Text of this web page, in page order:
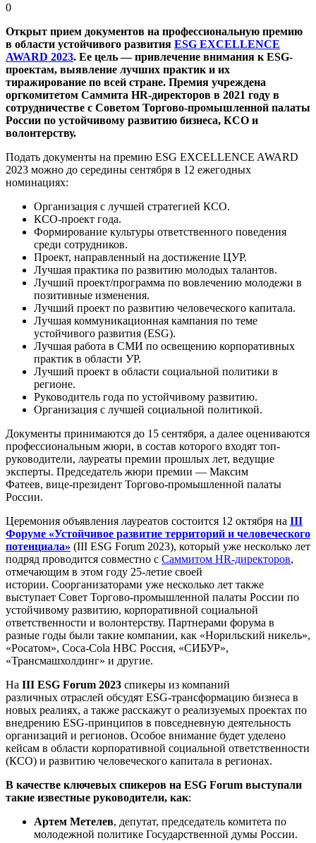
0
Открыт прием документов на профессиональную премию
в области устойчивого развития ESG EXCELLENCE
AWARD 2023. Ее цель — привлечение внимания к ESG-
проектам, выявление лучших практик и их
тиражирование по всей стране. Премия учреждена
оргкомитетом Саммита HR-директоров в 2021 году в
сотрудничестве с Советом Торгово-промышленной палаты
России по устойчивому развитию бизнеса, КСО и
волонтерству.
Подать документы на премию ESG EXCELLENCE AWARD
2023 можно до середины сентября в 12 ежегодных
номинациях:
Организация с лучшей стратегией КСО.
КСО-проект года.
Формирование культуры ответственного поведения
среди сотрудников.
Проект, направленный на достижение ЦУР.
Лучшая практика по развитию молодых талантов.
Лучший проект/программа по вовлечению молодежи в
позитивные изменения.
Лучший проект по развитию человеческого капитала.
Лучшая коммуникационная кампания по теме
устойчивого развития (ESG).
Лучшая работа в СМИ по освещению корпоративных
практик в области УР.
Лучший проект в области социальной политики в
регионе.
Руководитель года по устойчивому развитию.
Организация с лучшей социальной политикой.
Документы принимаются до 15 сентября, а далее оцениваются
профессиональным жюри, в состав которого входят топ-
руководители, лауреаты премии прошлых лет, ведущие
эксперты. Председатель жюри премии — Максим
Фатеев, вице-президент Торгово-промышленной палаты
России.
Церемония объявления лауреатов состоится 12 октября на III
Форуме «Устойчивое развитие территорий и человеческого
потенциала» (III ESG Forum 2023), который уже несколько лет
подряд проводится совместно с Саммитом HR-директоров,
отмечающим в этом году 25-летие своей
истории. Соорганизаторами уже несколько лет также
выступает Совет Торгово-промышленной палаты России по
устойчивому развитию, корпоративной социальной
ответственности и волонтерству. Партнерами форума в
разные годы были такие компании, как «Норильский никель»,
«Росатом», Coca-Cola HBC Россия, «СИБУР»,
«Трансмашхолдинг» и другие.
На III ESG Forum 2023 спикеры из компаний
различных отраслей обсудят ESG-трансформацию бизнеса в
новых реалиях, а также расскажут о реализуемых проектах по
внедрению ESG-принципов в повседневную деятельность
организаций и регионов. Особое внимание будет уделено
кейсам в области корпоративной социальной ответственности
(КСО) и развитию человеческого капитала в регионах.
В качестве ключевых спикеров на ESG Forum выступали
такие известные руководители, как:
Артем Метелев, депутат, председатель комитета по
молодежной политике Государственной думы России.